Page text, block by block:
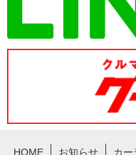
HOME お知らせ カー